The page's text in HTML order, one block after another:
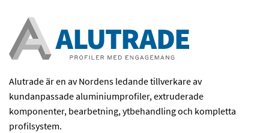
Alutrade är en av Nordens ledande tillverkare av
kundanpassade aluminiumprofiler, extruderade
komponenter, bearbetning, ytbehandling och kompletta
profilsystem.